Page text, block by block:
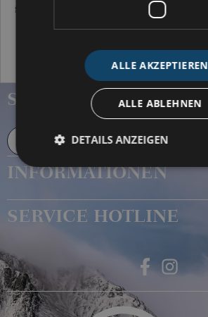
genommen.
SHOP SERVICE
Widerruf erklären
INFORMATIONEN
SERVICE HOTLINE
ALLE AKZEPTIEREN
ALLE ABLEHNEN
DETAILS ANZEIGEN